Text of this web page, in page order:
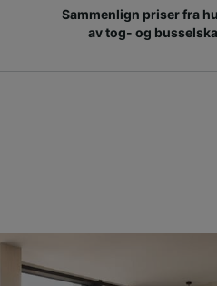
Sammenlign priser fra
av tog- og